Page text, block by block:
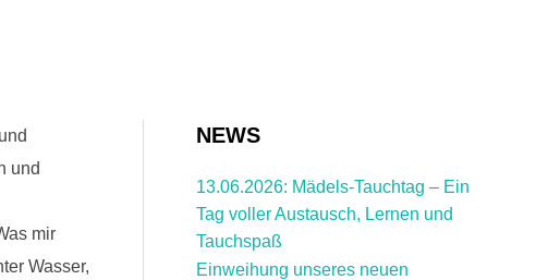
und
mir
Wasser,
NEWS
13.06.2026: Mädels-Tauchtag – Ein
Tag voller Austausch, Lernen und
Tauchspaß
Einweihung unseres neuen